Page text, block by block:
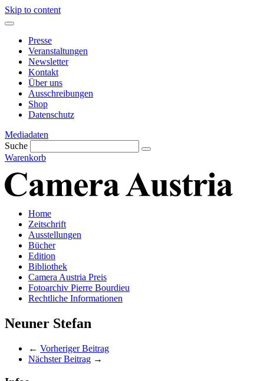
Skip to content
Presse
Veranstaltungen
Newsletter
Kontakt
Über uns
Ausschreibungen
Shop
Datenschutz
Mediadaten
Suche
Warenkorb
Home
Zeitschrift
Ausstellungen
Bücher
Edition
Bibliothek
Camera Austria Preis
Fotoarchiv Pierre Bourdieu
Rechtliche Informationen
Neuner Stefan
← Vorheriger Beitrag
Nächster Beitrag →